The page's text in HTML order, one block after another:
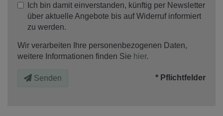
Ich bin damit einverstanden, künftig per Newsletter
über aktuelle Angebote bis auf Widerruf informiert
zu werden.
Wir verarbeiten Ihre personenbezogenen Daten,
weitere Informationen finden Sie hier.
Senden * Pflichtfelder